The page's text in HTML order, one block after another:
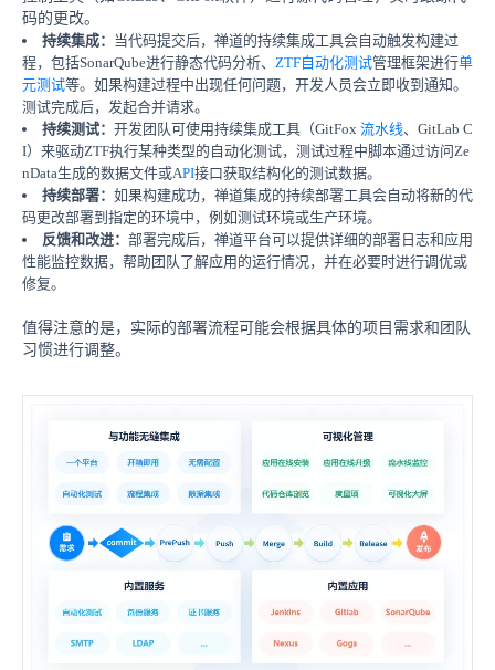
码的更改。
持续集成： 当代码提交后，禅道的持续集成工具会自动触发构建过
程，包括SonarQube进行静态代码分析、 ZTF自动化测试管理框架进行单
元测试等。如果构建过程中出现任何问题，开发人员会立即收到通知。
测试完成后，发起合并请求。
持续测试： 开发团队可使用持续集成工具（GitFox 流水线、GitLab C
I）来驱动ZTF执行某种类型的自动化测试，测试过程中脚本通过访问Ze
nData生成的数据文件或API接口获取结构化的测试数据。
持续部署： 如果构建成功，禅道集成的持续部署工具会自动将新的代
码更改部署到指定的环境中，例如测试环境或生产环境。
反馈和改进： 部署完成后，禅道平台可以提供详细的部署日志和应用
性能监控数据，帮助团队了解应用的运行情况，并在必要时进行调优或
修复。
值得注意的是，实际的部署流程可能会根据具体的项目需求和团队
习惯进行调整。